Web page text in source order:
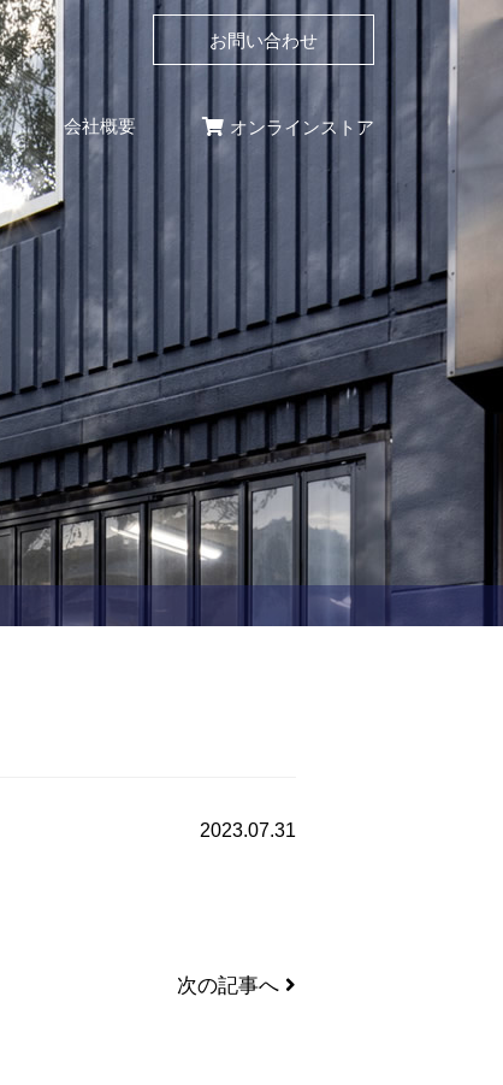
会社概要 オンラインストア
お問い合わせ
2023.07.31
次の記事へ